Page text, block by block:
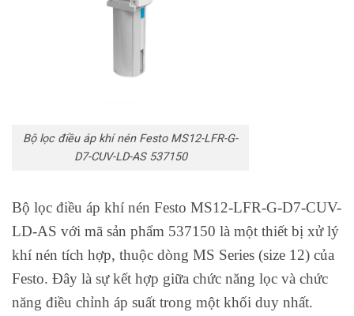
Bộ lọc điều áp khí nén Festo MS12-LFR-G-
D7-CUV-LD-AS 537150
Bộ lọc điều áp khí nén Festo MS12-LFR-G-D7-CUV-
LD-AS với mã sản phẩm 537150 là một thiết bị xử lý
khí nén tích hợp, thuộc dòng MS Series (size 12) của
Festo. Đây là sự kết hợp giữa chức năng lọc và chức
năng điều chỉnh áp suất trong một khối duy nhất.